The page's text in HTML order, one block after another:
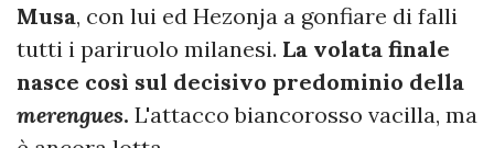
Musa, con lui ed Hezonja a gonfiare di falli
tutti i pariruolo milanesi. La volata finale
nasce così sul decisivo predominio della
merengues. L'attacco biancorosso vacilla, ma